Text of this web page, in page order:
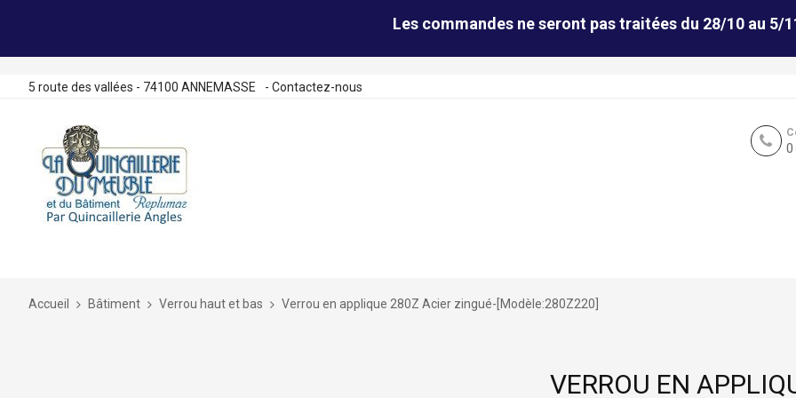
Les commandes ne seront pas traitées du 28/10 au 5/
5 route des vallées - 74100 ANNEMASSE - Contactez-nous
Accueil Bâtiment Verrou haut et bas Verrou en applique 280Z Acier zingué-[Modèle:280Z220]
VERROU EN